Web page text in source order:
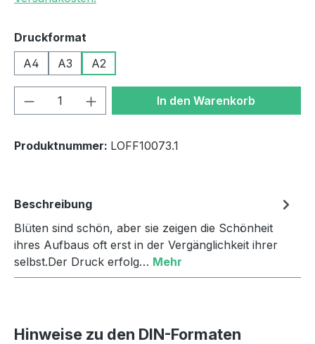
Druckformat
A4
A3 A2
Produkt Anzahl: Gib denIn den Warenkorb
Produktnummer: LOFF10073.1
Beschreibung
Blüten sind schön, aber sie zeigen die Schönheit
ihres Aufbaus oft erst in der Vergänglichkeit ihrer
selbst.Der Druck erfolg… Mehr
Hinweise zu den DIN-Formaten